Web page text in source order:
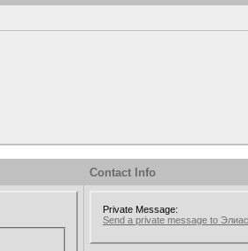
Contact Info
Private Message:
Send a private message to